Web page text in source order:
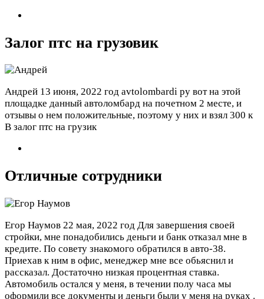
Залог птс на грузовик
Андрей 13 июня, 2022 год avtolombardi ру вот на этой
площадке данный автоломбард на почетном 2 месте, и
отзывы о нем положительные, поэтому у них и взял 300 к
В залог птс на грузик
Отличные сотрудники
Егор Наумов 22 мая, 2022 год Для завершения своей
стройки, мне понадобились деньги и банк отказал мне в
кредите. По совету знакомого обратился в авто-38.
Приехав к ним в офис, менеджер мне все обьяснил и
рассказал. Достаточно низкая процентная ставка.
Автомобиль остался у меня, в течении полу часа мы
оформили все документы и деньги были у меня на руках .